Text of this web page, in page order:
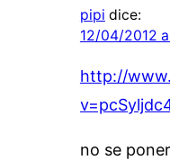
pipi dice:
12/04/2012
http://
no se